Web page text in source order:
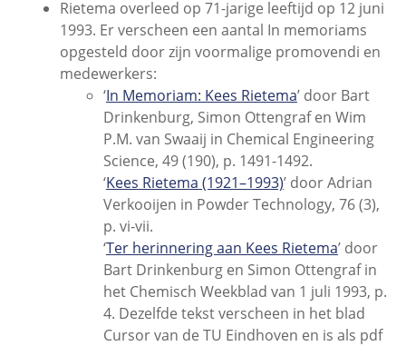
Rietema overleed op 71-jarige leeftijd op 12 juni
1993. Er verscheen een aantal In memoriams
opgesteld door zijn voormalige promovendi en
medewerkers:
‘In Memoriam: Kees Rietema’ door Bart
Drinkenburg, Simon Ottengraf en Wim
P.M. van Swaaij in Chemical Engineering
Science, 49 (190), p. 1491-1492.
‘Kees Rietema (1921–1993)’ door Adrian
Verkooijen in Powder Technology, 76 (3),
p. vi-vii.
‘Ter herinnering aan Kees Rietema’ door
Bart Drinkenburg en Simon Ottengraf in
het Chemisch Weekblad van 1 juli 1993, p.
4. Dezelfde tekst verscheen in het blad
Cursor van de TU Eindhoven en is als pdf